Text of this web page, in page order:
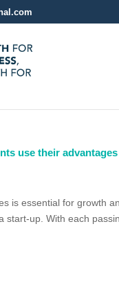
use their
is essential for growth
up. With each